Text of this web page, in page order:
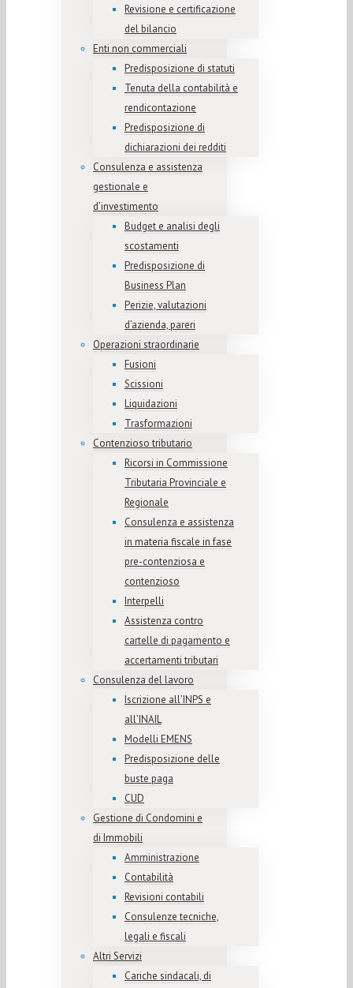
Revisione e certificazione
del bilancio
Enti non commerciali
Predisposizione di statuti
Tenuta della contabilità e
rendicontazione
Predisposizione di
dichiarazioni dei redditi
Consulenza e assistenza
gestionale e
d’investimento
Budget e analisi degli
scostamenti
Predisposizione di
Business Plan
Perizie, valutazioni
d’azienda, pareri
Operazioni straordinarie
Fusioni
Scissioni
Liquidazioni
Trasformazioni
Contenzioso tributario
Ricorsi in Commissione
Tributaria Provinciale e
Regionale
Consulenza e assistenza
in materia fiscale in fase
pre-contenziosa e
contenzioso
Interpelli
Assistenza contro
cartelle di pagamento e
accertamenti tributari
Consulenza del lavoro
Iscrizione all’INPS e
all’INAIL
Modelli EMENS
Predisposizione delle
buste paga
CUD
Gestione di Condomini e
di Immobili
Amministrazione
Contabilità
Revisioni contabili
Consulenze tecniche,
legali e fiscali
Altri Servizi
Cariche sindacali, di